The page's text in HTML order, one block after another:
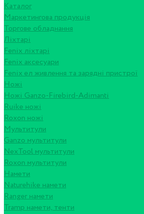
Каталог
Маркетингова продукція
Торгове обладнання
Ліхтарі
Fenix ліхтарі
Fenix аксесуари
Fenix ел живлення та зарядні пристрої
Ножі
Ножі Ganzo-Firebird-Adimanti
Ruike ножі
Roxon ножi
Мультитули
Ganzo мультитули
NexTool мультитули
Roxon мультитули
Намети
Naturehike намети
Ranger намети
Tramp намети, тенти